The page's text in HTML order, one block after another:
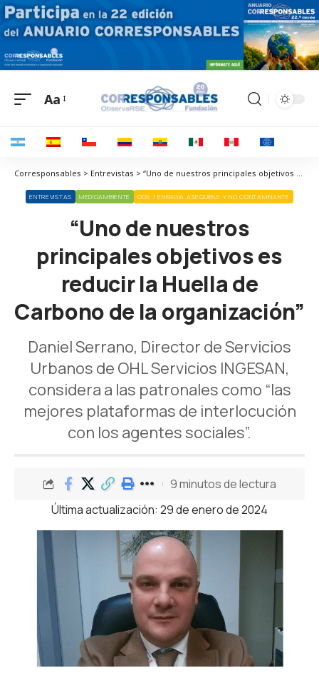
Aa
Corresponsables > Entrevistas > “Uno de nuestros principales objetivos es reducir la Huella de Carbono de la organización”
ENTREVISTAS MEDIOAMBIENTE ODS 7 ENERGÍA ASEQUIBLE Y NO CONTAMINANTE
“Uno de nuestros
principales objetivos es
reducir la Huella de
Carbono de la organización”
Daniel Serrano, Director de Servicios
Urbanos de OHL Servicios INGESAN,
considera a las patronales como “las
mejores plataformas de interlocución
con los agentes sociales”.
Última actualización: 29 de enero de 2024
9 minutos de lectura